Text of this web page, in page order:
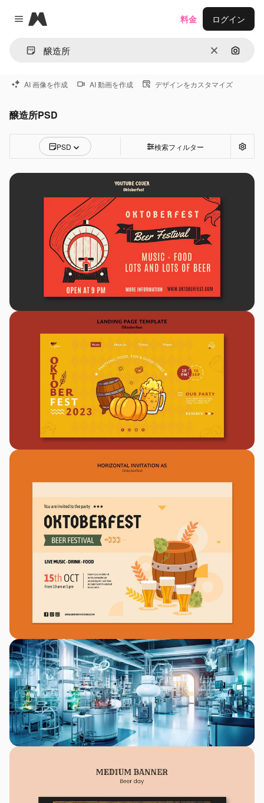
Close menu
Magnific
消去 画像で
料金 ログイン
AI 画像を作成 AI 動画を作成 デザインをカスタマイズ
醸造所PSD
PSD 検索フィルター